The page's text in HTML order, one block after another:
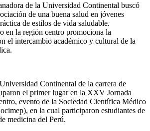
de la Universidad Continental buscó
de una buena salud en jóvenes
de estilos de vida saludable.
en la región centro promociona la
el intercambio académico y cultural de la
Continental de la carrera de
el primer lugar en la XXV Jornada
evento de la Sociedad Científica Médico
en la cual participaron estudiantes de
medicina del Perú.